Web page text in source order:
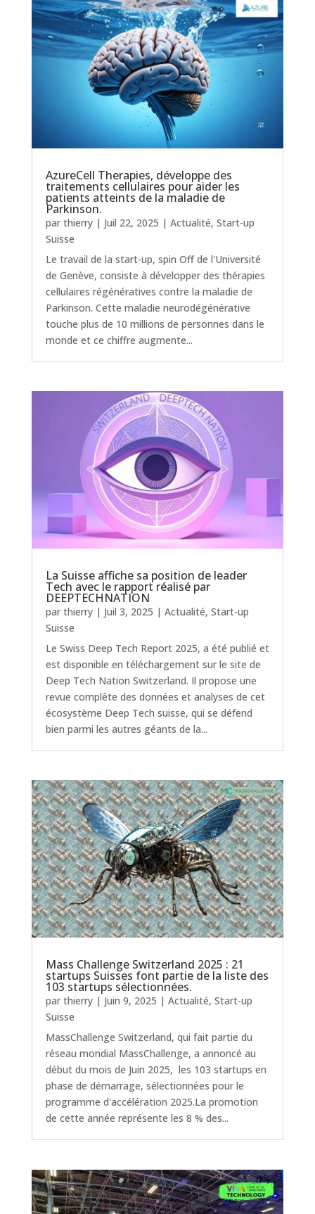
AzureCell Therapies, développe des
traitements cellulaires pour aider les
patients atteints de la maladie de
Parkinson.
par thierry| Juil 22, 2025 | Actualité, Start-up
Suisse
Le travail de la start-up, spin Off de l'Université
de Genève, consiste à développer des thérapies
cellulaires régénératives contre la maladie de
Parkinson. Cette maladie neurodégénérative
touche plus de 10 millions de personnes dans le
monde et ce chiffre augmente...
La Suisse affiche sa position de leader
Tech avec le rapport réalisé par
DEEPTECHNATION
par thierry| Juil 3, 2025 | Actualité, Start-up
Suisse
Le Swiss Deep Tech Report 2025, a été publié et
est disponible en téléchargement sur le site de
Deep Tech Nation Switzerland. Il propose une
revue complête des données et analyses de cet
écosystème Deep Tech suisse, qui se défend
bien parmi les autres géants de la...
Mass Challenge Switzerland 2025 : 21
startups Suisses font partie de la liste des
103 startups sélectionnées.
par thierry| Juin 9, 2025 | Actualité, Start-up
Suisse
MassChallenge Switzerland, qui fait partie du
réseau mondial MassChallenge, a annoncé au
début du mois de Juin 2025, les 103 startups en
phase de démarrage, sélectionnées pour le
programme d'accélération 2025.La promotion
de cette année représente les 8 % des...